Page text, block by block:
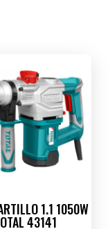
1.1 1050W
43141